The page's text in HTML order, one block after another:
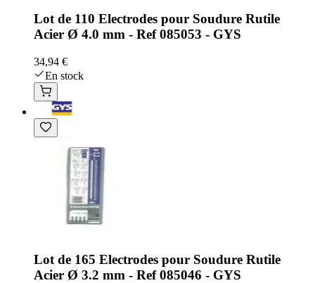
Lot de 110 Electrodes pour Soudure Rutile
Acier Ø 4.0 mm - Ref 085053 - GYS
34,94 €
En stock
Lot de 165 Electrodes pour Soudure Rutile
Acier Ø 3.2 mm - Ref 085046 - GYS